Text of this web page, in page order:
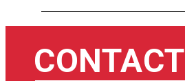
CONTACT